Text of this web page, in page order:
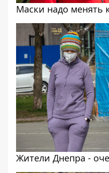
Маски надо менять
Жители Днепра -